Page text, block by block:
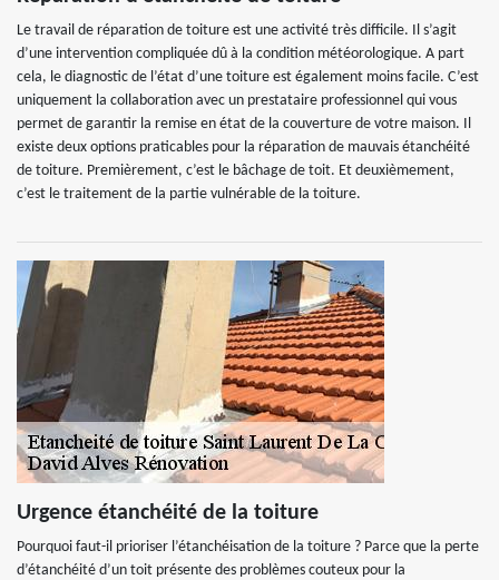
Le travail de réparation de toiture est une activité très difficile. Il s’agit
d’une intervention compliquée dû à la condition météorologique. A part
cela, le diagnostic de l’état d’une toiture est également moins facile. C’est
uniquement la collaboration avec un prestataire professionnel qui vous
permet de garantir la remise en état de la couverture de votre maison. Il
existe deux options praticables pour la réparation de mauvais étanchéité
de toiture. Premièrement, c’est le bâchage de toit. Et deuxièmement,
c’est le traitement de la partie vulnérable de la toiture.
Urgence étanchéité de la toiture
Pourquoi faut-il prioriser l’étanchéisation de la toiture ? Parce que la perte
d’étanchéité d’un toit présente des problèmes couteux pour la